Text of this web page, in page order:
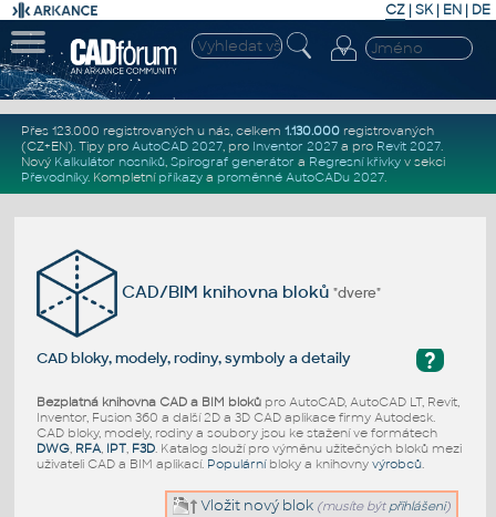
CZ | SK| EN | DE
Přes 123.000 registrovaných u nás, celkem 1.130.000registrovaných
(CZ+EN). Tipy pro AutoCAD 2027, pro Inventor 2027a pro Revit 2027.
Nový Kalkulátor nosníků, Spirograf generátor a Regresní křivkyv sekci
Převodníky. Kompletní příkazya proměnné AutoCADu 2027.
CAD/BIM knihovna bloků"dvere"
?
CAD bloky, modely, rodiny, symboly a detaily
Bezplatná knihovna CAD a BIM blokůpro AutoCAD, AutoCAD LT, Revit,
Inventor, Fusion 360 a další 2D a 3D CAD aplikace firmy Autodesk.
CAD bloky, modely, rodiny a soubory jsou ke stažení ve formátech
DWG, RFA, IPT, F3D. Katalog slouží pro výměnu užitečných bloků mezi
uživateli CAD a BIM aplikací. Populárníbloky a knihovny výrobců.
Vložit nový blok (musíte být přihlášeni)